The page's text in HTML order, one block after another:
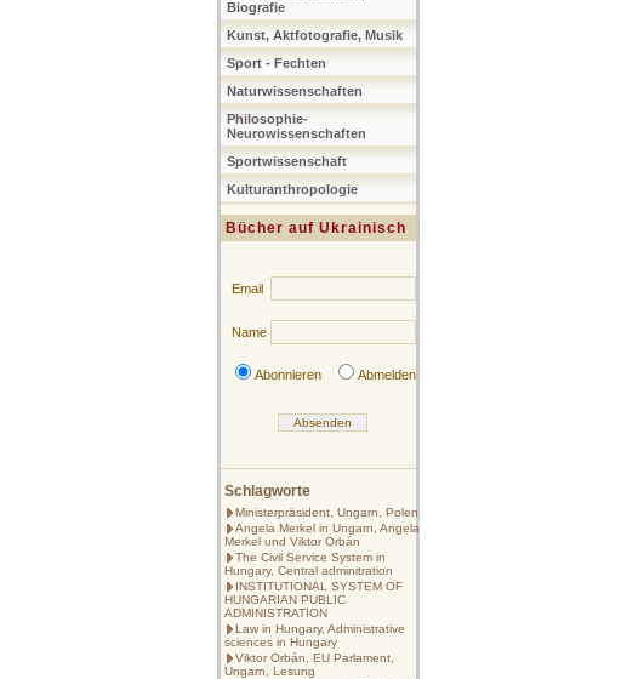
Biografie
Kunst, Aktfotografie, Musik
Sport - Fechten
Naturwissenschaften
Philosophie-
Neurowissenschaften
Sportwissenschaft
Kulturanthropologie
Bücher auf Ukrainisch
Email
Name
Abonnieren Abmelden
Schlagworte
Ministerpräsident, Ungarn, Polen
Angela Merkel in Ungarn, Angela
Merkel und Viktor Orbán
The Civil Service System in
Hungary, Central adminitration
INSTITUTIONAL SYSTEM OF
HUNGARIAN PUBLIC
ADMINISTRATION
Law in Hungary, Administrative
sciences in Hungary
Viktor Orbán, EU Parlament,
Ungarn, Lesung